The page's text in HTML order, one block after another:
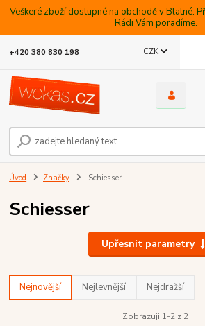
Veškeré zboží dostupné na obchodě v Blatné.
Rádi Vám poradíme.
CZK
+420 380 830 198
Úvod Značky Schiesser
Schiesser
Upřesnit parametry
Nejnovější Nejlevnější Nejdražší
Zobrazuji 1-2 z 2